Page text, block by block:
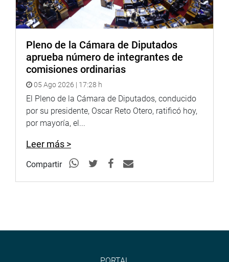
Pleno de la Cámara de Diputados
aprueba número de integrantes de
comisiones ordinarias
05 Ago 2026 | 17:28 h
El Pleno de la Cámara de Diputados, conducido
por su presidente, Oscar Reto Otero, ratificó hoy,
por mayoría, el...
Leer más >
Compartir